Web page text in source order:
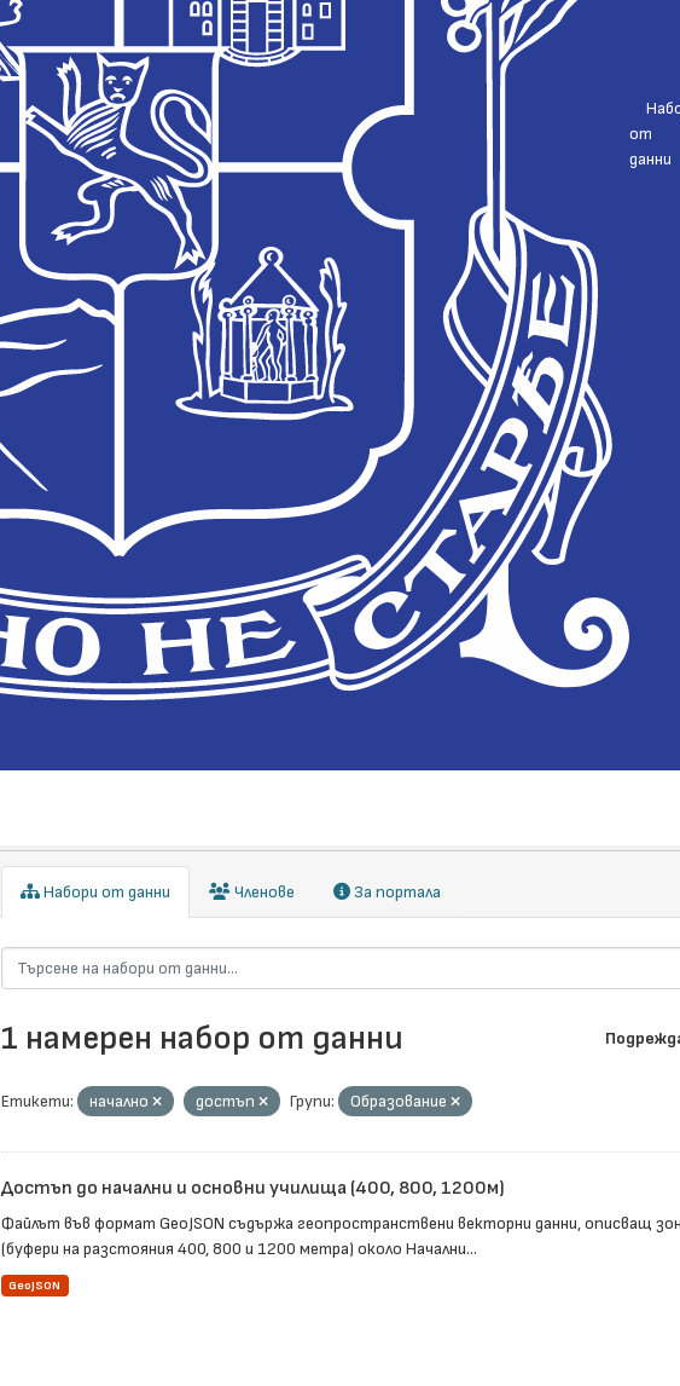
от
данни
Набори от данни Членове За портала
1 намерен набор от данни
Етикети: начално достъп Групи: Образование
Достъп до начални и основни училища (400, 800, 1200м)
Файлът във формат GeoJSON съдържа геопространствени векторни данни, описващ
(буфери на разстояния 400, 800 и 1200 метра) около Начални...
GeoJSON